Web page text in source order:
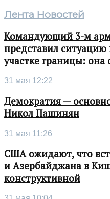
Лента Новостей
Командующий 3-м
представил
участке границы: она
31 мая 12:22
Демократия —
Никол Пашинян
31 мая 11:26
США ожидают, что
и Азербайджана в
конструктивной